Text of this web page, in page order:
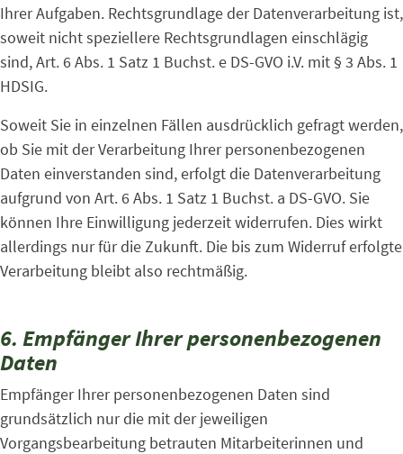
Ihrer Aufgaben. Rechtsgrundlage der Datenverarbeitung ist,
soweit nicht speziellere Rechtsgrundlagen einschlägig
sind, Art. 6 Abs. 1 Satz 1 Buchst. e DS-GVO i.V. mit § 3 Abs. 1
HDSIG.
Soweit Sie in einzelnen Fällen ausdrücklich gefragt werden,
ob Sie mit der Verarbeitung Ihrer personenbezogenen
Daten einverstanden sind, erfolgt die Datenverarbeitung
aufgrund von Art. 6 Abs. 1 Satz 1 Buchst. a DS-GVO. Sie
können Ihre Einwilligung jederzeit widerrufen. Dies wirkt
allerdings nur für die Zukunft. Die bis zum Widerruf erfolgte
Verarbeitung bleibt also rechtmäßig.
6. Empfänger Ihrer personenbezogenen
Daten
Empfänger Ihrer personenbezogenen Daten sind
grundsätzlich nur die mit der jeweiligen
Vorgangsbearbeitung betrauten Mitarbeiterinnen und